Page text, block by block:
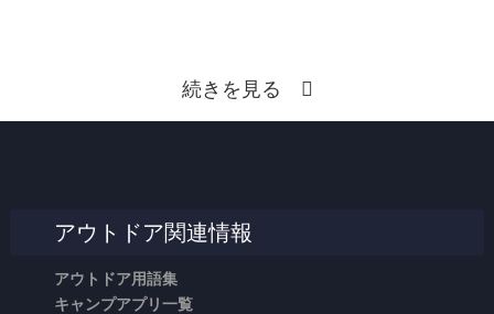
続きを見る
アウトドア関連情報
アウトドア用語集
キャンプアプリ一覧